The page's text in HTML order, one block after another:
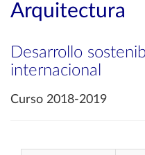
Arquitectura
Desarrollo
internacional
Curso 2018-2019